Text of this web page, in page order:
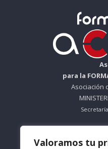
Valoramos tu
para la
Asociación
Nº